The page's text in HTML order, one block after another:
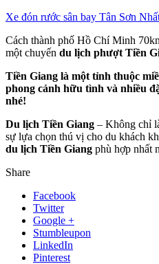
Xe đón rước sân bay Tân Sơn
Cách thành phố Hồ Chí Minh
một chuyến du lịch phượt Tiền
Tiền Giang là một tỉnh thuộc
phong cảnh hữu tình và nhiều
nhé!
Du lịch Tiền Giang – Không chỉ
sự lựa chọn thú vị cho du khách
du lịch Tiền Giang phù hợp nhất
Share
Facebook
Twitter
Google +
Stumbleupon
LinkedIn
Pinterest